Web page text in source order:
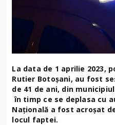
La data de 1 aprilie 2023,
Rutier Botoșani, au fost
de 41 de ani, din
în timp ce se deplasa cu
Națională a fost acroșat
locul faptei.